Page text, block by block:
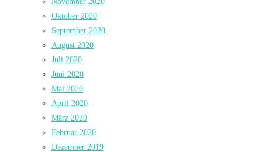
Oktober 2020
September 2020
August 2020
Juli 2020
Juni 2020
Mai 2020
April 2020
März 2020
Februar 2020
Dezember 2019